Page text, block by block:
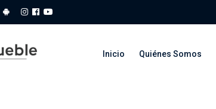
Inicio Quiénes Somos